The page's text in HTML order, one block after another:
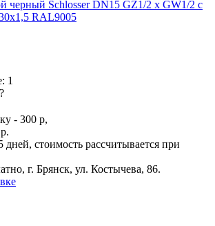
1
- 300 р,
стоимость рассчитывается при
г. Брянск, ул. Костычева, 86.